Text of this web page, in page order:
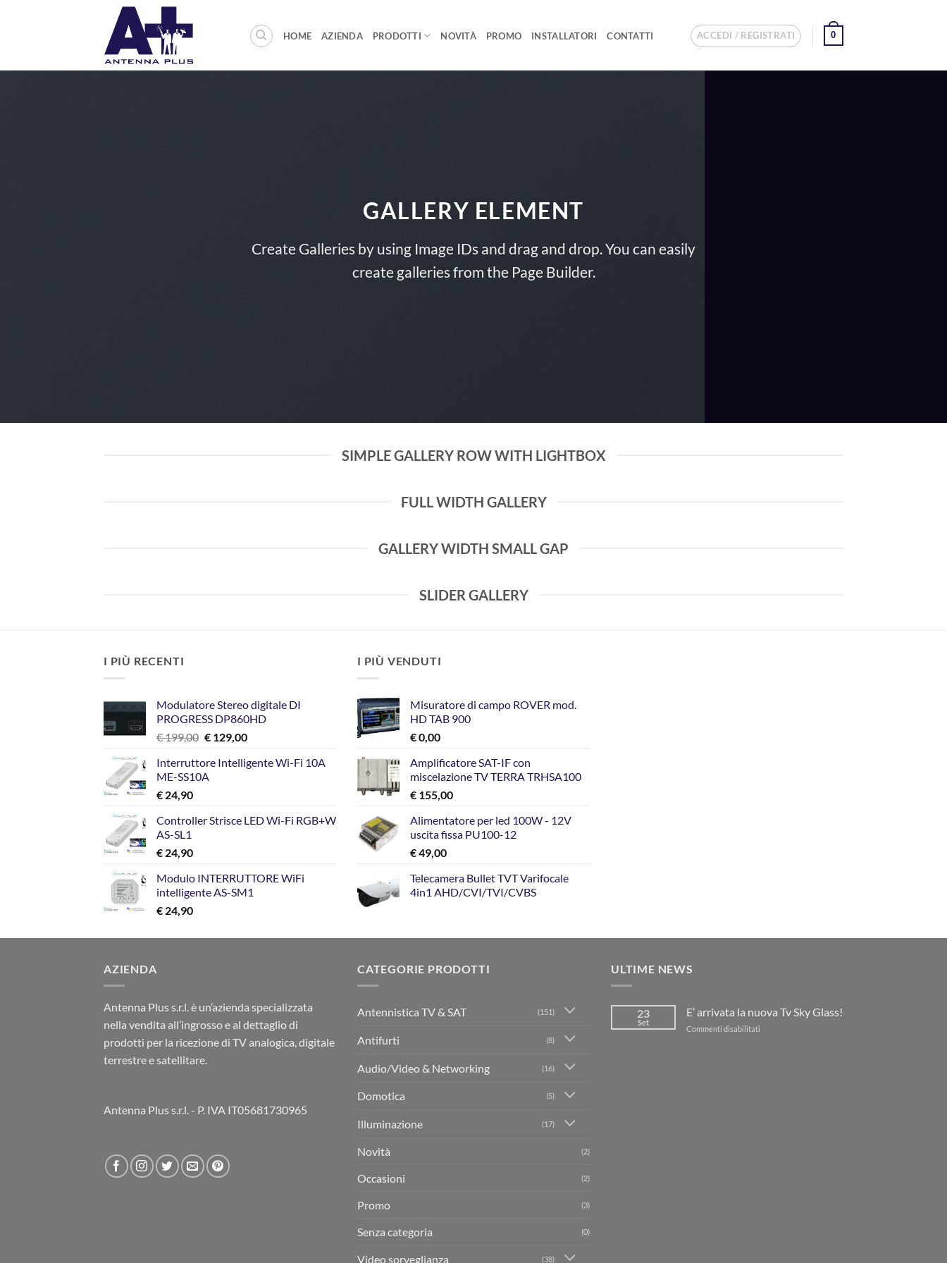
HOME AZIENDA PRODOTTI NOVITÀ PROMO INSTALLATORI CONTATTI ACCEDI / REGISTRATI 0
GALLERY ELEMENT
Create Galleries by using Image IDs and drag and drop. You can easily
create galleries from the Page Builder.
SIMPLE GALLERY ROW WITH LIGHTBOX
FULL WIDTH GALLERY
GALLERY WIDTH SMALL GAP
SLIDER GALLERY
I PIÙ RECENTI
Modulatore Stereo digitale DI
PROGRESS DP860HD
€199,00 Il
originale
era:
€129,00Il
attuale
Interruttore Intelligente Wi-Fi 10A
ME-SS10A
€ 24,90
Controller Strisce LED Wi-Fi RGB+W
AS-SL1
€ 24,90
Modulo INTERRUTTORE WiFi
intelligente AS-SM1
€ 24,90
I PIÙ VENDUTI
Misuratore di campo ROVER mod.
HD TAB 900
€0,00
Amplificatore SAT-IF con
miscelazione TV TERRA TRHSA100
€ 155,00
Alimentatore per led 100W - 12V
uscita fissa PU100-12
€49,00
Telecamera Bullet TVT Varifocale
4in1 AHD/CVI/TVI/CVBS
AZIENDA
Antenna Plus s.r.l. è un’azienda specializzata
nella vendita all’ingrosso e al dettaglio di
prodotti per la ricezione di TV analogica, digitale
terrestre e satellitare.
Antenna Plus s.r.l. - P. IVA IT05681730965
CATEGORIE PRODOTTI
Antennistica TV & SAT (151)
Antifurti (8)
Audio/Video & Networking (16)
Domotica (5)
Illuminazione (17)
Novità (2)
Occasioni (2)
Promo (3)
Senza categoria (0)
Video sorveglianza (38)
ULTIME NEWS
23
Set
E’ arrivata la nuova Tv Sky Glass!
Commenti disabilitati